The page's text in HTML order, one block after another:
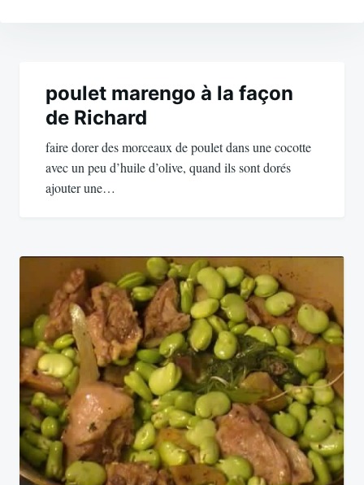
l’article
poulet marengo à la façon
de Richard
faire dorer des morceaux de poulet dans une cocotte
avec un peu d’huile d’olive, quand ils sont dorés
ajouter une…